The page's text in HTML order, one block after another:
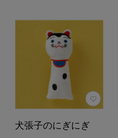
犬張子のにぎにぎ